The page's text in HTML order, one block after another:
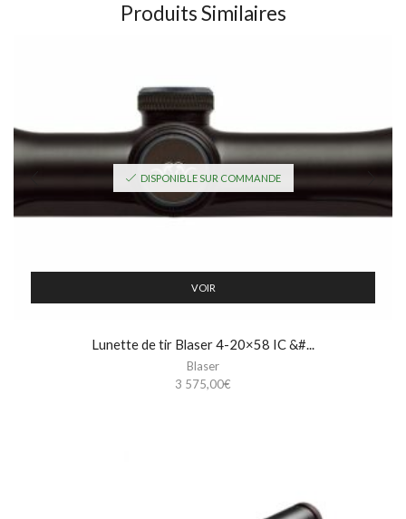
Produits Similaires
DISPONIBLE SUR COMMANDE
VOIR
Lunette de tir Blaser 4-20×58 IC &#...
Blaser
3 575,00€